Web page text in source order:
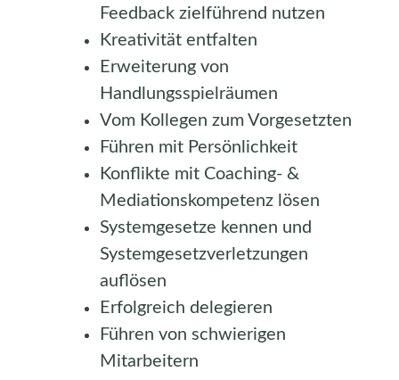
Feedback zielführend nutzen
Kreativität entfalten
Erweiterung von
Handlungsspielräumen
Vom Kollegen zum Vorgesetzten
Führen mit Persönlichkeit
Konflikte mit Coaching- &
Mediationskompetenz lösen
Systemgesetze kennen und
Systemgesetzverletzungen
auflösen
Erfolgreich delegieren
Führen von schwierigen
Mitarbeitern